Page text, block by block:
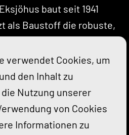
baut seit 1941
als Baustoff die robuste,
schwedische
Holzhäuser nach
verwendet Cookies, um
den Inhalt zu
Nutzung unserer
von Cookies
Informationen zu